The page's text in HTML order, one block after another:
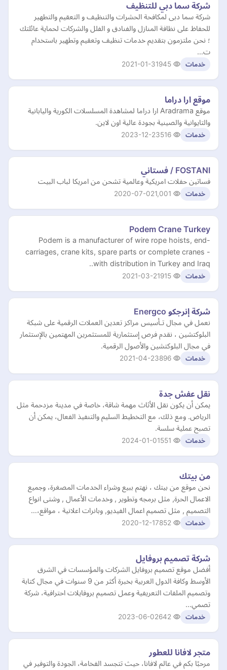
شركة سما دبي للتنظيف
شركة سما دبى لمكافحة الحشرات والتنظيف و التعقيم والتطهير
للحفاظ على نظافة المنازل والفنادق و الفلل والشركات لحماية عائلتك
؛ نحن ملتزمون بتقديم خدمات تنظيف وتعقيم وتطهير باستخدام
ت…
خدمات 2021-01-31
موقع ارا دراما
موقع Aradrama ارا دراما لمشاهدة المسلسلات الكورية واليابانية
والتايوانية والصينية بجودة عالية اون لاين.
خدمات 2023-12-23
FOSTANI / فستاني
فساتين حفلات امريكية وعالمية تشحن من امريكا لباب البيت
خدمات 2020-07-02
Podem Crane Turkey
Podem is a manufacturer of wire rope hoists, end-
carriages, crane kits, spare parts or complete cranes -
with distribution in Turkey and Iraq..
خدمات 2021-03-21
شركة إنرجكو Energco
نعمل في مجال تـأسيس مراكز تعدين العملات الرقمية على شبكة
البلوكتشين ، نقدم فرص إستثمارية للمستثمرين المهتمين بالإستثمار
في مجال البلوكتشين والأصول الرقمية.
خدمات 2021-04-23
نقل عفش جدة
يمكن أن يكون نقل الأثاث مهمة شاقة، خاصة في مدينة مزدحمة مثل
الرياض. ومع ذلك، مع التخطيط السليم والتنفيذ الفعال، يمكن أن
تصبح عملية سلسة.
خدمات 2024-01-01
من بيتك
نحن موقع من بيتك ، نهتم ببيع وشراء الخدمات المصغرة، وجميع
الاعمال الحرة, مثل برمجه وتطوير , وخدمات الأعمال , وشتى انواع
التصميم , مثل تصميم اعمال الفيديو, وبانرات اعلانية ، مواقع،…
خدمات 2020-12-17
شركة تصميم بروفايل
أفضل موقع تصميم بروفايل الشركات والمؤسسات في الشرق
الأوسط وكافة الدول العربية بخبرة أكثر من 9 سنوات في مجال كتابة
وتصميم الملفات التعريفية وعمل تصميم بروفايلات احترافية، شركة
تصمي…
خدمات 2023-06-02
متجر لافانا للعطور
مرحبًا بكم في عالم لافانا، حيث تتجسد الفخامة، الجودة والتوفير في